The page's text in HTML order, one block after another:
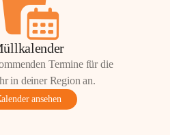
Termine für die
in deiner Region an.
ansehen